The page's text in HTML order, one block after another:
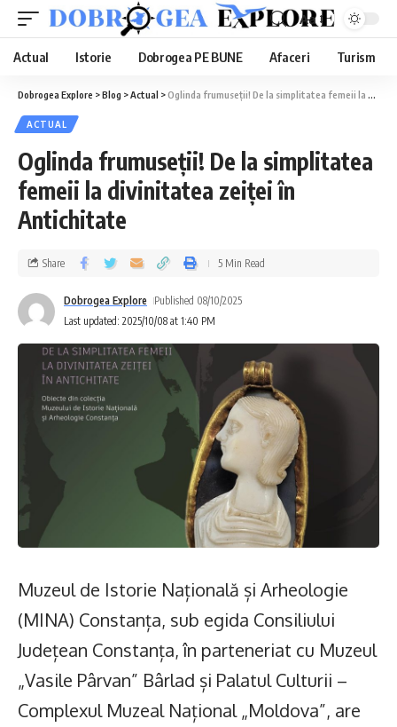
Aa
Actual Istorie Dobrogea PE BUNE Afaceri Turism
Dobrogea Explore >Blog >Actual >Oglinda frumuseții! De la simplitatea femeii la divinitatea zeiței în Antichitate
ACTUAL
Oglinda frumuseții! De la simplitatea
femeii la divinitatea zeiței în
Antichitate
Last updated: 2025/10/08 at 1:40 PM
Dobrogea Explore Published 08/10/2025
Share 5 Min Read
Muzeul de Istorie Națională și Arheologie
(MINA) Constanța, sub egida Consiliului
Județean Constanța, în parteneriat cu Muzeul
„Vasile Pârvan” Bârlad și Palatul Culturii –
Complexul Muzeal Național „Moldova”, are